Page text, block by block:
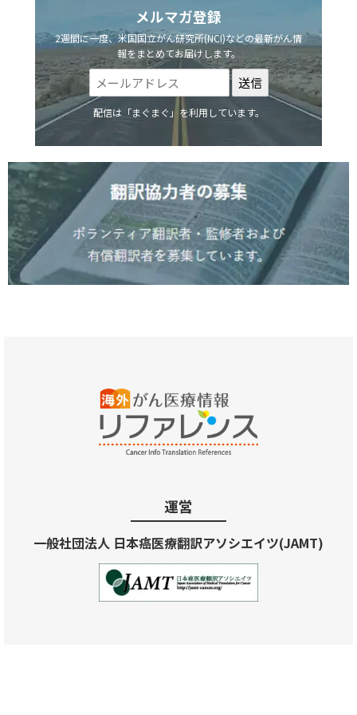
メルマガ登録
2週間に一度、米国国立がん研究所(NCI)などの最新がん情
報をまとめてお届けします。
配信は「まぐまぐ」を利用しています。
運営
一般社団法人 日本癌医療翻訳アソシエイツ(JAMT)